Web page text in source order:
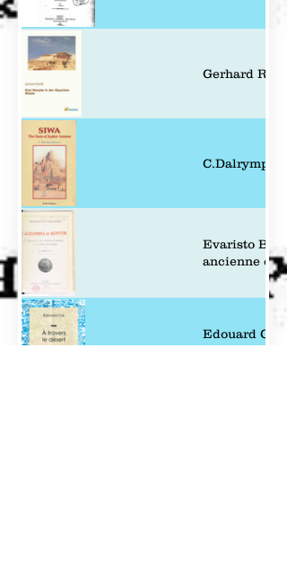
Gerhard
C.Dalrymple
Evaristo
ancienne et
Edouard